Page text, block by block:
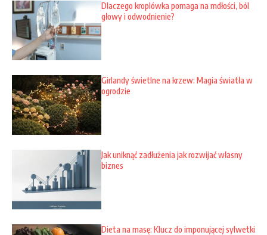
Dlaczego kroplówka pomaga na mdłości, ból
głowy i odwodnienie?
Girlandy świetlne na krzew: Magia światła w
ogrodzie
Jak uniknąć zadłużenia jak rozwijać własny
biznes
Dieta na masę: Klucz do imponującej sylwetki